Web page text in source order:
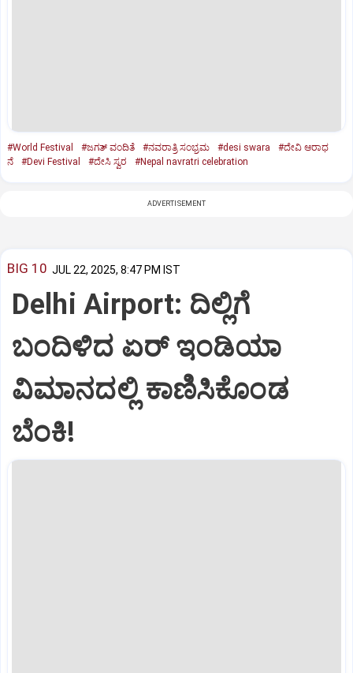
#World Festival #ಜಗತ್‌ ವಂದಿತೆ #ನವರಾತ್ರಿ ಸಂಭ್ರಮ #desi swara
#ದೇವಿ ಆರಾಧ
ನೆ
#Devi Festival #ದೇಸಿ ಸ್ವರ #Nepal navratri celebration
ADVERTISEMENT
BIG 10 JUL 22, 2025, 8:47 PM IST
Delhi Airport: ದಿಲ್ಲಿಗೆ
ಬಂದಿಳಿದ ಏರ್‌ ಇಂಡಿಯಾ
ವಿಮಾನದಲ್ಲಿ ಕಾಣಿಸಿಕೊಂಡ
ಬೆಂಕಿ!